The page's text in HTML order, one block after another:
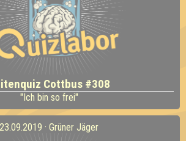
Cottbus #308
"Ich bin so frei"
23.09.2019 · Grüner Jäger